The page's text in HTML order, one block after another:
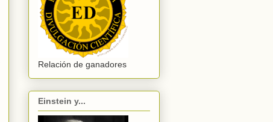
Relación de ganadores
Einstein y...